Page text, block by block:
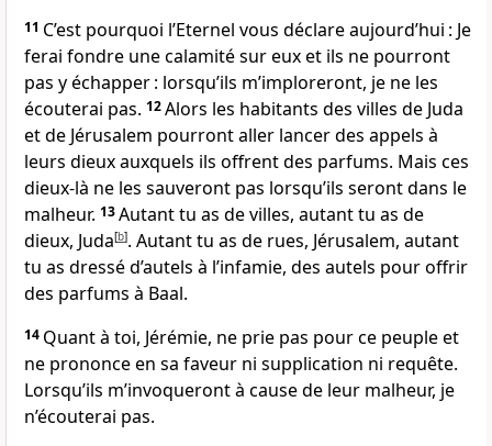
11 C’est pourquoi l’Eternel vous déclare aujourd’hui : Je
ferai fondre une calamité sur eux et ils ne pourront
pas y échapper : lorsqu’ils m’imploreront, je ne les
écouterai pas. 12Alors les habitants des villes de Juda
et de Jérusalem pourront aller lancer des appels à
leurs dieux auxquels ils offrent des parfums. Mais ces
dieux-là ne les sauveront pas lorsqu’ils seront dans le
malheur. 13Autant tu as de villes, autant tu as de
dieux, Juda[b]. Autant tu as de rues, Jérusalem, autant
tu as dressé d’autels à l’infamie, des autels pour offrir
des parfums à Baal.
14 Quant à toi, Jérémie, ne prie pas pour ce peuple et
ne prononce en sa faveur ni supplication ni requête.
Lorsqu’ils m’invoqueront à cause de leur malheur, je
n’écouterai pas.